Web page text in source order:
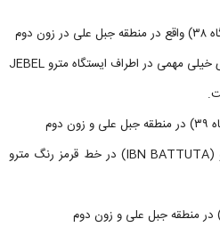
هیچ مرکز خرید یا گردشگری یا تجاری خیلی ‌مهمی در اطراف ایستگاه مترو JEBEL
مهم‌ترین اماکن نزدیک ایستگاه مترو (IBN BATTUTA) در خط قرمز رنگ مترو